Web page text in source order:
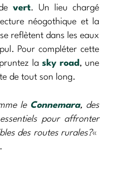
vert. Un lieu chargé
néogothique et la
reflètent dans les eaux
Pour compléter cette
la sky road , une
de tout son long.
le Connemara, des
pour affronter
des routes rurales?«